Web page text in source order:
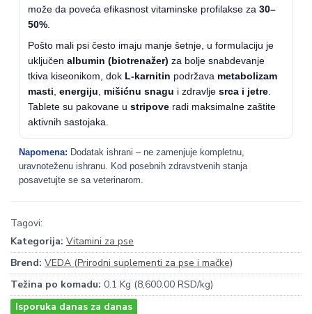
može da poveća efikasnost vitaminske profilakse za 30–
50%
Pošto mali psi često imaju manje šetnje, u formulaciju je
uključen albumin (biotrenažer) za bolje snabdevanje
tkiva kiseonikom, dok L-karnitin podržava metabolizam
masti energiju mišićnu snagu i zdravlje srca i jetre
Tablete su pakovane u stripove radi maksimalne zaštite
aktivnih sastojaka.
Napomena: Dodatak ishrani – ne zamenjuje kompletnu,
uravnoteženu ishranu. Kod posebnih zdravstvenih stanja
posavetujte se sa veterinarom.
Tagovi:
Kategorija: Vitamini za pse
Brend: VEDA (Prirodni suplementi za pse i mačke)
Težina po komadu: 0.1 Kg (8,600.00 RSD/kg)
Isporuka danas za danas